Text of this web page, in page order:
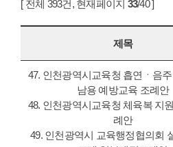
[ 전체 393건, 현재페이지 33/40 ]
제목
47. 인천광역시교육청 흡연ㆍ음
남용 예방교육 조례안
48. 인천광역시교육청 체육복 지
례안
49. 인천광역시 교육행정협의회